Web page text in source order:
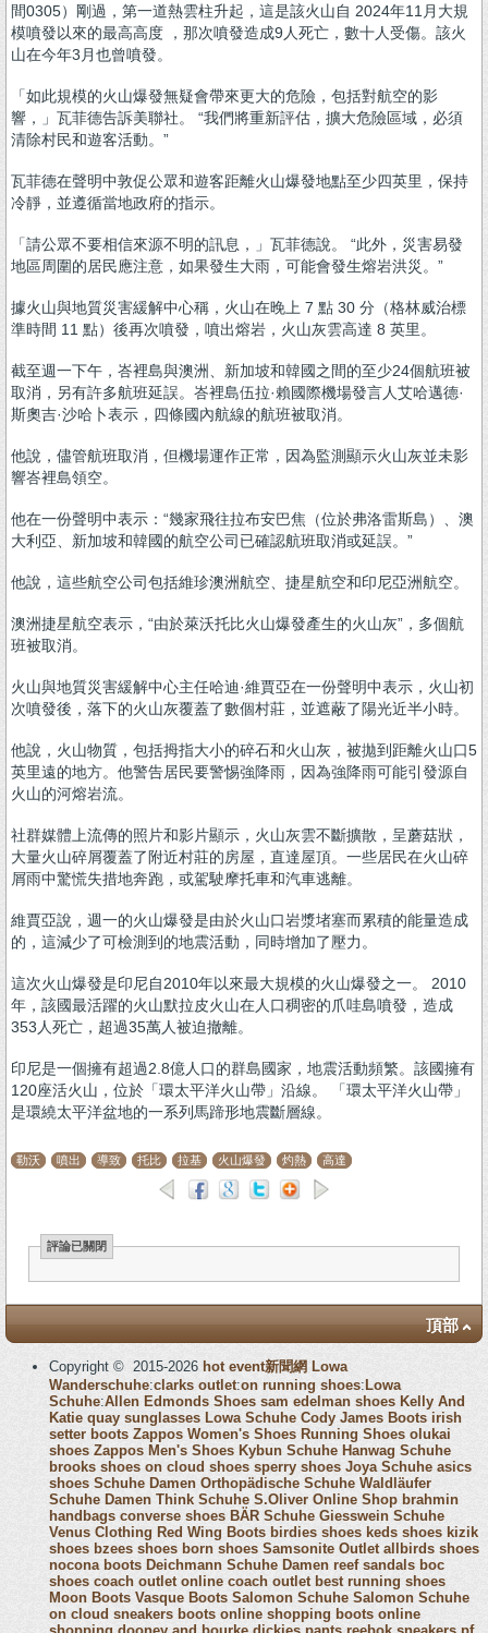
間0305）剛過，第一道熱雲柱升起，這是該火山自 2024年11月大規
模噴發以來的最高高度 ，那次噴發造成9人死亡，數十人受傷。該火
山在今年3月也曾噴發。
「如此規模的火山爆發無疑會帶來更大的危險，包括對航空的影
響，」瓦菲德告訴美聯社。 “我們將重新評估，擴大危險區域，必須
清除村民和遊客活動。”
瓦菲德在聲明中敦促公眾和遊客距離火山爆發地點至少四英里，保持
冷靜，並遵循當地政府的指示。
「請公眾不要相信來源不明的訊息，」瓦菲德說。 “此外，災害易發
地區周圍的居民應注意，如果發生大雨，可能會發生熔岩洪災。”
據火山與地質災害緩解中心稱，火山在晚上 7 點 30 分（格林威治標
準時間 11 點）後再次噴發，噴出熔岩，火山灰雲高達 8 英里。
截至週一下午，峇裡島與澳洲、新加坡和韓國之間的至少24個航班被
取消，另有許多航班延誤。峇裡島伍拉·賴國際機場發言人艾哈邁德·
斯奧吉·沙哈卜表示，四條國內航線的航班被取消。
他說，儘管航班取消，但機場運作正常，因為監測顯示火山灰並未影
響峇裡島領空。
他在一份聲明中表示：“幾家飛往拉布安巴焦（位於弗洛雷斯島）、澳
大利亞、新加坡和韓國的航空公司已確認航班取消或延誤。”
他說，這些航空公司包括維珍澳洲航空、捷星航空和印尼亞洲航空。
澳洲捷星航空表示，“由於萊沃托比火山爆發產生的火山灰”，多個航
班被取消。
火山與地質災害緩解中心主任哈迪·維賈亞在一份聲明中表示，火山初
次噴發後，落下的火山灰覆蓋了數個村莊，並遮蔽了陽光近半小時。
他說，火山物質，包括拇指大小的碎石和火山灰，被拋到距離火山口5
英里遠的地方。他警告居民要警惕強降雨，因為強降雨可能引發源自
火山的河熔岩流。
社群媒體上流傳的照片和影片顯示，火山灰雲不斷擴散，呈蘑菇狀，
大量火山碎屑覆蓋了附近村莊的房屋，直達屋頂。一些居民在火山碎
屑雨中驚慌失措地奔跑，或駕駛摩托車和汽車逃離。
維賈亞說，週一的火山爆發是由於火山口岩漿堵塞而累積的能量造成
的，這減少了可檢測到的地震活動，同時增加了壓力。
這次火山爆發是印尼自2010年以來最大規模的火山爆發之一。 2010
年，該國最活躍的火山默拉皮火山在人口稠密的爪哇島噴發，造成
353人死亡，超過35萬人被迫撤離。
印尼是一個擁有超過2.8億人口的群島國家，地震活動頻繁。該國擁有
120座活火山，位於「環太平洋火山帶」沿線。 「環太平洋火山帶」
是環繞太平洋盆地的一系列馬蹄形地震斷層線。
勒沃 噴出 導致 托比 拉基 火山爆發 灼熱 高達
評論已關閉
頂部
Copyright © 2015-2026 hot event新聞網 Lowa
Wanderschuhe:clarks outlet:on running shoes: Lowa
Schuhe:Allen Edmonds Shoes sam edelman shoes Kelly And
Katie quay sunglasses Lowa Schuhe Cody James Boots irish
setter boots Zappos Women's Shoes Running Shoes olukai
shoes Zappos Men's Shoes Kybun Schuhe Hanwag Schuhe
brooks shoes on cloud shoes sperry shoes Joya Schuhe asics
shoes Schuhe Damen Orthopädische Schuhe Waldläufer
Schuhe Damen Think Schuhe S.Oliver Online Shop brahmin
handbags converse shoes BÄR Schuhe Giesswein Schuhe
Venus Clothing Red Wing Boots birdies shoes keds shoes kizik
shoes bzees shoes born shoes Samsonite Outlet allbirds shoes
nocona boots Deichmann Schuhe Damen reef sandals boc
shoes coach outlet online coach outlet best running shoes
Moon Boots Vasque Boots Salomon Schuhe Salomon Schuhe
on cloud sneakers boots online shopping boots online